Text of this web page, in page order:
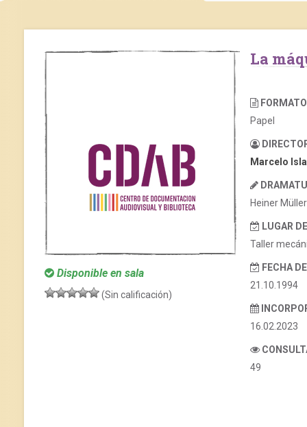
Disponible en sala
(Sin calificación)
La
FORMATO
Papel
Marcelo
Heiner Müller
LUGAR
Taller
FECHA
21.10.1994
16.02.2023
49